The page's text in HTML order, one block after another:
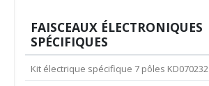
FAISCEAUX ÉLECTRONIQUES
SPÉCIFIQUES
Kit électrique spécifique 7 pôles KD070232